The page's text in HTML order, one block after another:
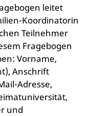
leitet
Koordinatorin
Teilnehmer
Fragebogen
Vorname,
Anschrift
Adresse,
und